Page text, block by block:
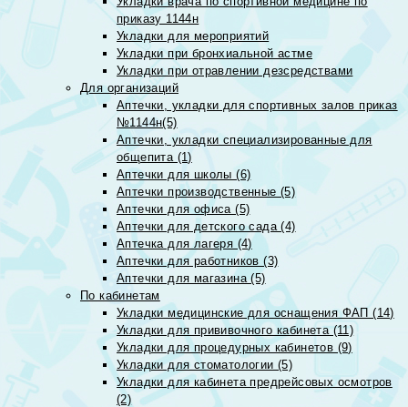
приказу 1144н
Укладки для мероприятий
Укладки при бронхиальной астме
Укладки при отравлении дезсредствами
Для организаций
Аптечки, укладки для спортивных залов приказ
№1144н(5)
Аптечки, укладки специализированные для
общепита (1)
Аптечки для школы (6)
Аптечки производственные (5)
Аптечки для офиса (5)
Аптечки для детского сада (4)
Аптечка для лагеря (4)
Аптечки для работников (3)
Аптечки для магазина (5)
По кабинетам
Укладки медицинские для оснащения ФАП (14)
Укладки для прививочного кабинета (11)
Укладки для процедурных кабинетов (9)
Укладки для стоматологии (5)
Укладки для кабинета предрейсовых осмотров
(2)